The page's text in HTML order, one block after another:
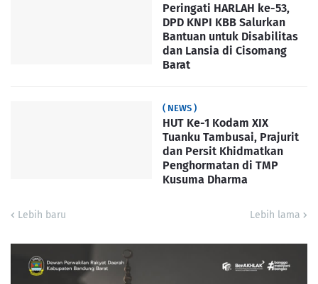
Peringati HARLAH ke-53,
DPD KNPI KBB Salurkan
Bantuan untuk Disabilitas
dan Lansia di Cisomang
Barat
( NEWS )
HUT Ke-1 Kodam XIX
Tuanku Tambusai, Prajurit
dan Persit Khidmatkan
Penghormatan di TMP
Kusuma Dharma
Lebih baru Lebih lama